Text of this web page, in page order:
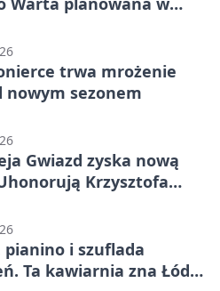
trwa mrożenie
sezonem
Gwiazd zyska nową
Krzysztofa
pianino i szuflada
Ta kawiarnia zna Łódź